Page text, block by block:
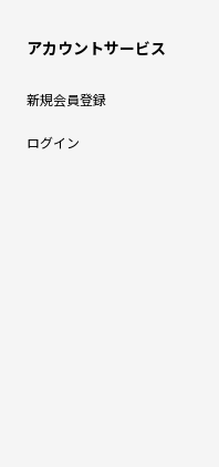
アカウントサービス
新規会員登録
ログイン